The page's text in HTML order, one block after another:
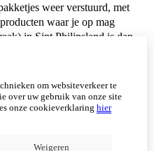
om websiteverkeer te
over uw gebruik van onze site
onze cookieverklaring hier
Weigeren
weer verstuurd, met
waar je op mag
in Sint Philipsland is dan
(Tholen en